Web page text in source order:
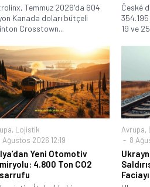
Temmuz 2026'da 604
Kanada doları bütçeli
Crosstown...
České
19 ve
, Lojistik
Ağustos 2026 12:19
Yeni Otomotiv
4.800 Ton CO2
Avrupa,
8